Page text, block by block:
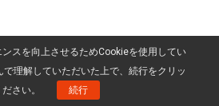
消失したデータを復元するた
ルダから見つけるか、
Recoveryを利用してくださ
スを向上させるためCookieを使用してい
で理解していただいた上で、続行をクリッ
さい。
続行